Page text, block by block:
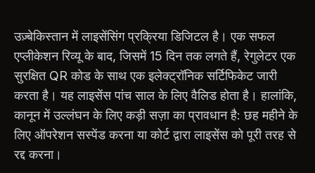
उज़्बेकिस्तान में लाइसेंसिंग प्रक्रिया डिजिटल है। एक सफल
एप्लीकेशन रिव्यू के बाद, जिसमें 15 दिन तक लगते हैं, रेगुलेटर एक
सुरक्षित QR कोड के साथ एक इलेक्ट्रॉनिक सर्टिफिकेट जारी
करता है। यह लाइसेंस पांच साल के लिए वैलिड होता है। हालांकि,
कानून में उल्लंघन के लिए कड़ी सज़ा का प्रावधान है: छह महीने के
लिए ऑपरेशन सस्पेंड करना या कोर्ट द्वारा लाइसेंस को पूरी तरह से
रद्द करना।